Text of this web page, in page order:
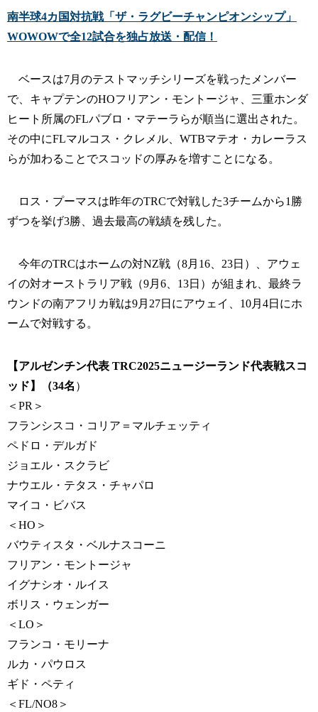
南半球4カ国対抗戦「ザ・ラグビーチャンピオンシップ」
WOWOWで全12試合を独占放送・配信！
ベースは7月のテストマッチシリーズを戦ったメンバー
で、キャプテンのHOフリアン・モントージャ、三重ホンダ
ヒート所属のFLパブロ・マテーラらが順当に選出された。
その中にFLマルコス・クレメル、WTBマテオ・カレーラス
らが加わることでスコッドの厚みを増すことになる。
ロス・プーマスは昨年のTRCで対戦した3チームから1勝
ずつを挙げ3勝、過去最高の戦績を残した。
今年のTRCはホームの対NZ戦（8月16、23日）、アウェ
イの対オーストラリア戦（9月6、13日）が組まれ、最終ラ
ウンドの南アフリカ戦は9月27日にアウェイ、10月4日にホ
ームで対戦する。
【アルゼンチン代表 TRC2025ニュージーランド代表戦スコ
ッド】（34名 ）
＜PR＞
フランシスコ・コリア＝マルチェッティ
ペドロ・デルガド
ジョエル・スクラビ
ナウエル・テタス・チャパロ
マイコ・ビバス
＜HO＞
バウティスタ・ベルナスコーニ
フリアン・モントージャ
イグナシオ・ルイス
ボリス・ウェンガー
＜LO＞
フランコ・モリーナ
ルカ・パウロス
ギド・ペティ
＜FL/NO8＞